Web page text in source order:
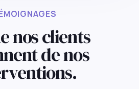
nos clients
de nos